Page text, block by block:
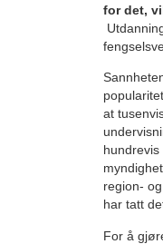
for det,
at
region-
har tatt
For å